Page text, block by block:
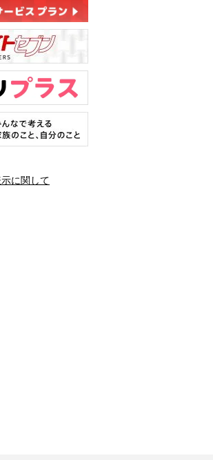
に関して